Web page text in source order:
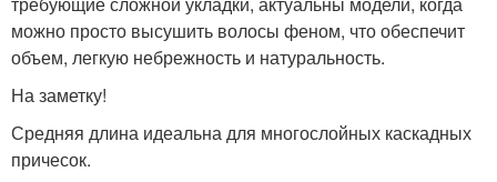
можно просто высушить волосы феном, что обеспечит
объем, легкую небрежность и натуральность.
На заметку!
Средняя длина идеальна для многослойных каскадных
причесок.